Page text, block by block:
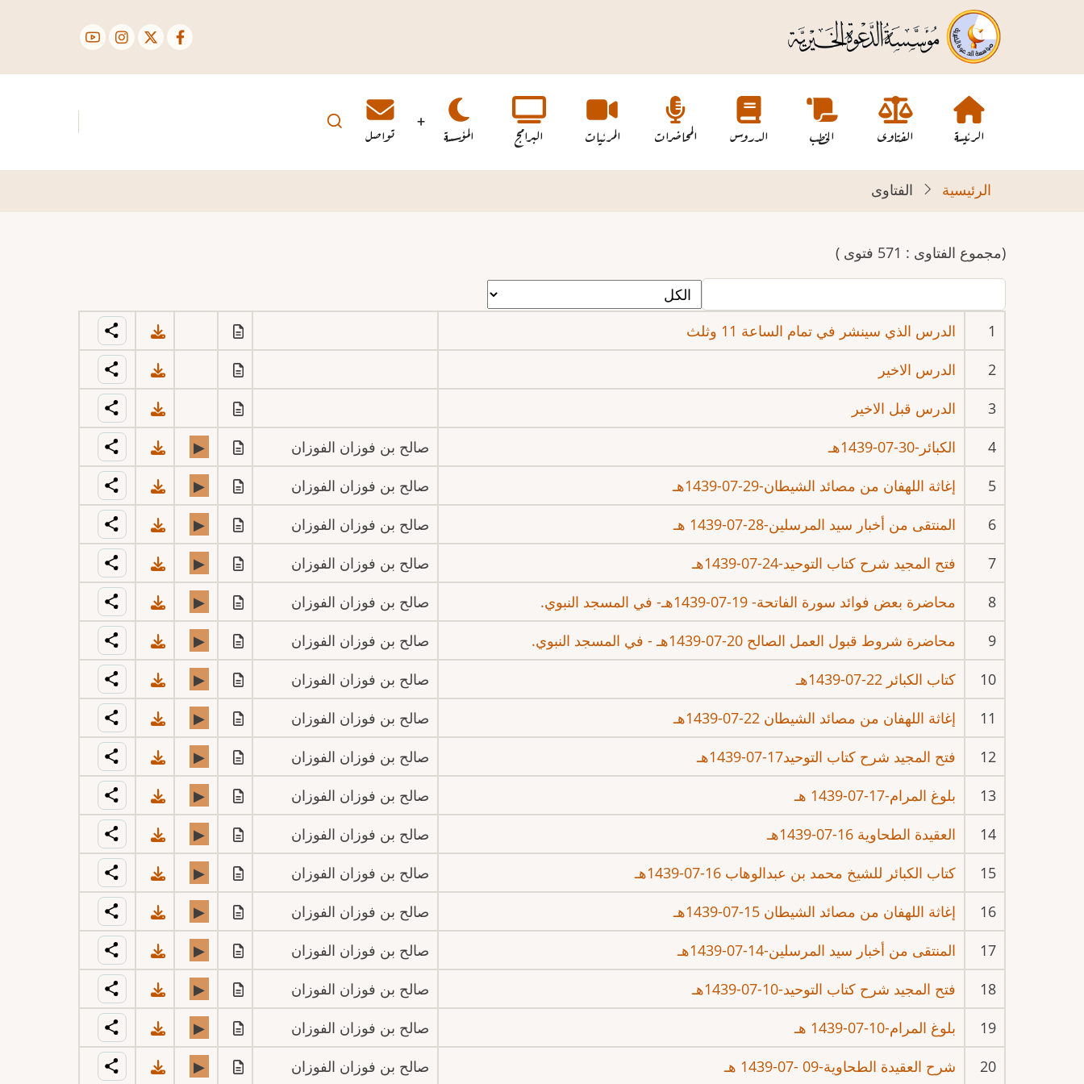
الرئيسي
Main
navigation
الرئيسة الفتاوى الخطب الدروس المحاضرات المرئيات البرامج المؤسسة تواصل
الرئيسية الفتاوى
(مجموع الفتاوى : 571 فتوى )
1
الدرس الذي سينشر في تمام الساعة 11 وثلث
2
الدرس الاخير
3
الدرس قبل الاخير
4
الكبائر-30-07-1439هـ صالح بن فوزان الفوزان ▶
5 إغاثة اللهفان من مصائد الشيطان-29-07-1439هـ صالح بن فوزان الفوزان ▶
6 المنتقى من أخبار سيد المرسلين-28-07-1439 هـ صالح بن فوزان الفوزان ▶
7 فتح المجيد شرح كتاب التوحيد-24-07-1439هـ صالح بن فوزان الفوزان ▶
8 محاضرة بعض فوائد سورة الفاتحة- 19-07-1439هـ- في المسجد النبوي. صالح بن فوزان الفوزان ▶
9 محاضرة شروط قبول العمل الصالح 20-07-1439هـ - في المسجد النبوي. صالح بن فوزان الفوزان ▶
10 كتاب الكبائر 22-07-1439هـ صالح بن فوزان الفوزان ▶
11 إغاثة اللهفان من مصائد الشيطان 22-07-1439هـ صالح بن فوزان الفوزان ▶
12 فتح المجيد شرح كتاب التوحيد17-07-1439هـ صالح بن فوزان الفوزان ▶
13 بلوغ المرام-17-07-1439 هـ صالح بن فوزان الفوزان ▶
14 العقيدة الطحاوية 16-07-1439هـ صالح بن فوزان الفوزان ▶
15 كتاب الكبائر للشيخ محمد بن عبدالوهاب 16-07-1439هـ صالح بن فوزان الفوزان ▶
16 إغاثة اللهفان من مصائد الشيطان 15-07-1439هـ صالح بن فوزان الفوزان ▶
17 المنتقى من أخبار سيد المرسلين-14-07-1439هـ صالح بن فوزان الفوزان ▶
18 فتح المجيد شرح كتاب التوحيد-10-07-1439هـ صالح بن فوزان الفوزان ▶
19 بلوغ المرام-10-07-1439 هـ صالح بن فوزان الفوزان ▶
20 شرح العقيدة الطحاوية-09 -07-1439 هـ صالح بن فوزان الفوزان ▶